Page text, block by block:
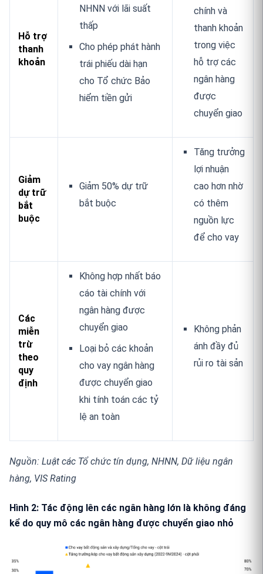
Hỗ trợ
thanh
khoản
NHNN với lãi suất
thấp
Cho phép phát hành
trái phiếu dài hạn
cho Tổ chức Bảo
hiểm tiền gửi
chính và
thanh khoản
trong việc
hỗ trợ các
ngân hàng
được
chuyển giao
Giảm
dự trữ
bắt
buộc
Giảm 50% dự trữ
bắt buộc
Tăng trưởng
lợi nhuận
cao hơn nhờ
có thêm
nguồn lực
để cho vay
Các
miễn
trừ
theo
quy
định
Không hợp nhất báo
cáo tài chính với
ngân hàng được
chuyển giao
Loại bỏ các khoản
cho vay ngân hàng
được chuyển giao
khi tính toán các tỷ
lệ an toàn
Không phản
ánh đầy đủ
rủi ro tài sản
Nguồn: Luật các Tổ chức tín dụng, NHNN, Dữ liệu ngân
hàng, VIS Rating
Hình 2: Tác động lên các ngân hàng lớn là không đáng
kể do quy mô các ngân hàng được chuyển giao nhỏ